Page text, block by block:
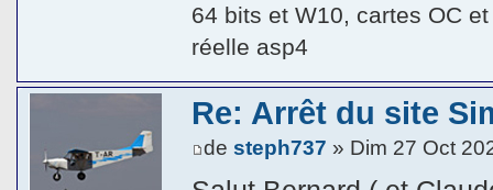
64 bits et W10, cartes OC
réelle asp4
Re: Arrêt du site
desteph737 » Dim 27 Oct